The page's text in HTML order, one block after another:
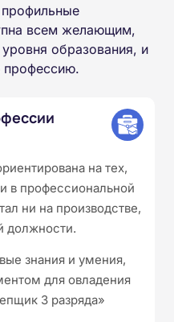
всем желающим,
образования, и
профессию.
на тех,
в профессиональной
ни на производстве,
должности.
знания и умения,
для овладения
3 разряда»